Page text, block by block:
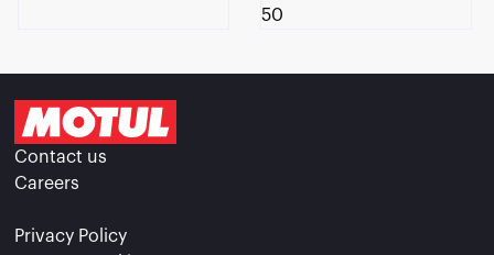
!
que le contenu de ce site vous intéresse
mais on aimerait bien vous accompagner
50
Contact us
Careers
Privacy Policy